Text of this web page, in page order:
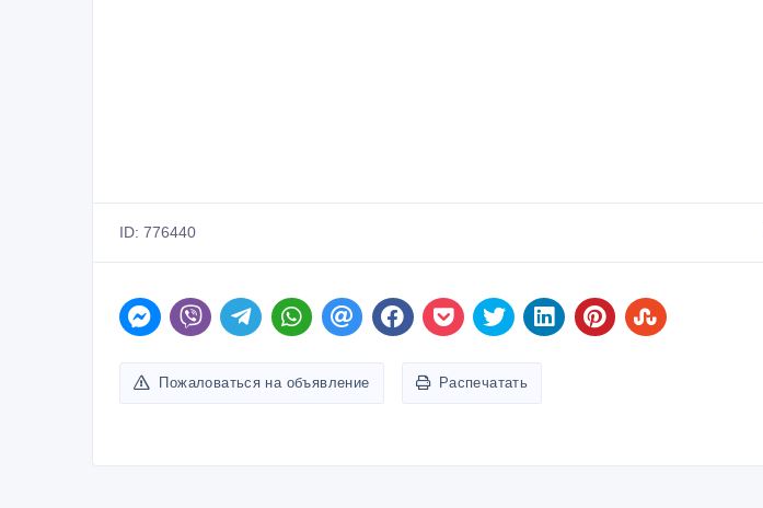
ID: 776440
Пожаловаться на объявление Распечатать